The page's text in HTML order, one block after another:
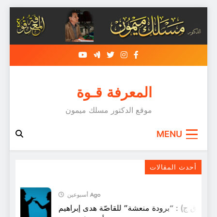
content
المعرفة قـوة
موقع الدكتور مسلك ميمون
MENU
أحدث المقالات
أسبوعين Ago
(ق ق ج) : “برودة منعشة” للقاصّة هدى إبراهيم
و يَراكِ تلكَ القوّةَ الضَّاربةَ في الأعْماقِ